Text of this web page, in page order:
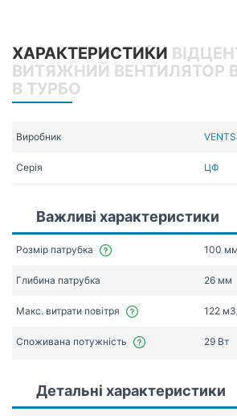
ХАРАКТЕРИСТИКИ
ВИТЯЖНИЙ ВЕНТИЛЯТОР
В ТУРБО
Виробник VENTS
Серія ЦФ
Важливі характеристики
Розмір патрубка 100 мм
Глибина патрубка 26 мм
Макс. витрати повітря 122
Споживана потужність 29 Вт
Детальні характеристики